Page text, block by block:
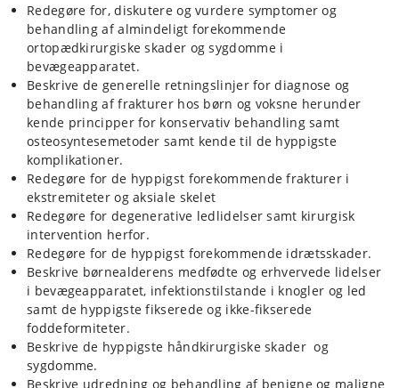
Redegøre for, diskutere og vurdere symptomer og
behandling af almindeligt forekommende
ortopædkirurgiske skader og sygdomme i
bevægeapparatet.
Beskrive de generelle retningslinjer for diagnose og
behandling af frakturer hos børn og voksne herunder
kende principper for konservativ behandling samt
osteosyntesemetoder samt kende til de hyppigste
komplikationer.
Redegøre for de hyppigst forekommende frakturer i
ekstremiteter og aksiale skelet
Redegøre for degenerative ledlidelser samt kirurgisk
intervention herfor.
Redegøre for de hyppigst forekommende idrætsskader.
Beskrive børnealderens medfødte og erhvervede lidelser
i bevægeapparatet, infektionstilstande i knogler og led
samt de hyppigste fikserede og ikke-fikserede
foddeformiteter.
Beskrive de hyppigste håndkirurgiske skader og
sygdomme.
Beskrive udredning og behandling af benigne og maligne